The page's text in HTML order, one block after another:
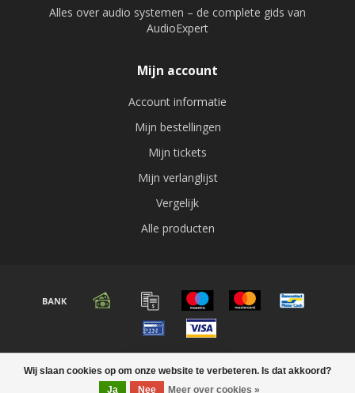
Wij slaan cookies op om onze website te verbeteren. Is dat akkoord?
Ja
Nee Meer over cookies »
Alles over audio systemen – de complete gids van
AudioExpert
Mijn account
Account informatie
Mijn bestellingen
Mijn tickets
Mijn verlanglijst
Vergelijk
Alle producten
© Copyright 2026 Audio expert
FILTERS